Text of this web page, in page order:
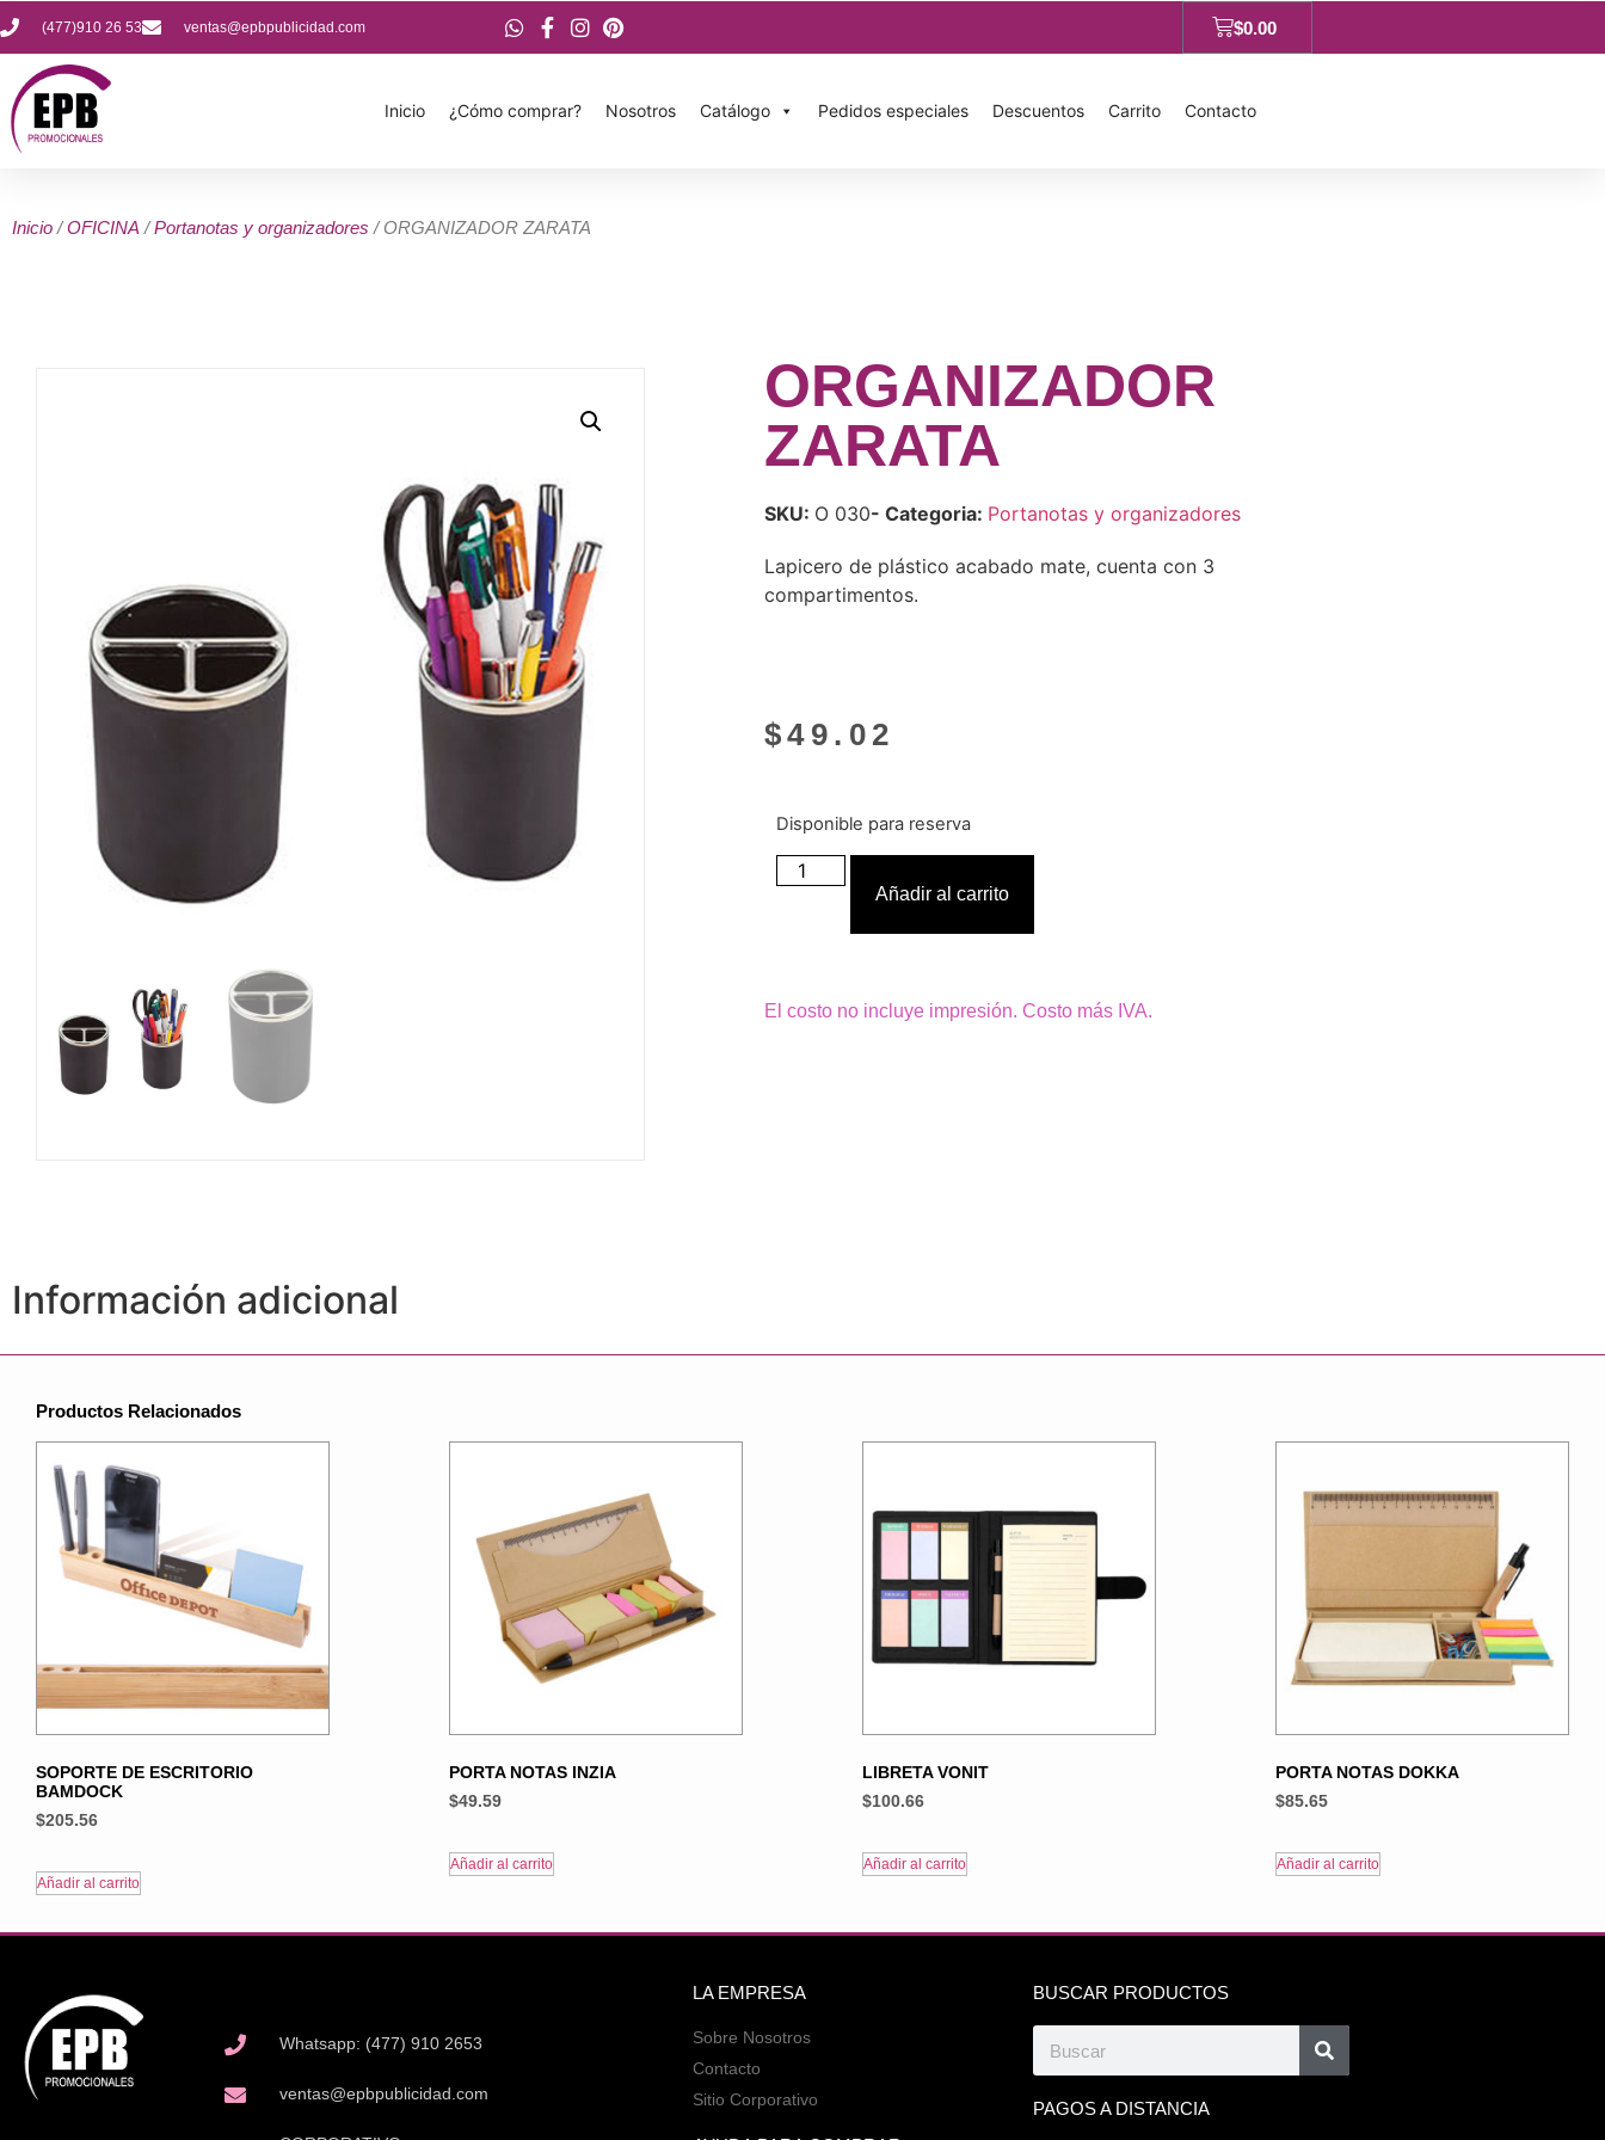
(477)910 26 53 ventas@epbpublicidad.com $0.00
Inicio ¿Cómo comprar? Nosotros Catálogo Pedidos especiales Descuentos Carrito Contacto
Inicio /OFICINA /Portanotas y organizadores / ORGANIZADOR ZARATA
ORGANIZADOR
ZARATA
SKU: O 030- Categoria: Portanotas y organizadores
Lapicero de plástico acabado mate, cuenta con 3
compartimentos.
$49.02
Disponible para reserva
Añadir al carrito
El costo no incluye impresión. Costo más IVA.
Información adicional
Productos Relacionados
SOPORTE DE ESCRITORIO
BAMDOCK
$205.56
Añadir al carrito
PORTA NOTAS INZIA
$49.59
Añadir al carrito
LIBRETA VONIT
$100.66
Añadir al carrito
PORTA NOTAS DOKKA
$85.65
Añadir al carrito
Whatsapp: (477) 910 2653
ventas@epbpublicidad.com
LA EMPRESA
Sobre Nosotros
Contacto
Sitio Corporativo
BUSCAR PRODUCTOS
PAGOS A DISTANCIA